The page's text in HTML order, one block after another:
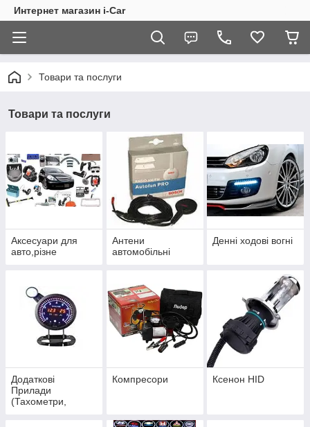
Интернет магазин i-Car
Товари та послуги
Товари та послуги
Аксесуари для
авто,різне
Антени
автомобільні
Денні ходові вогні
Додаткові
Прилади
(Тахометри,
Компресори Ксенон HID